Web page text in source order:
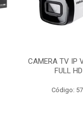
CAMERA TV IP
FULL
Código: